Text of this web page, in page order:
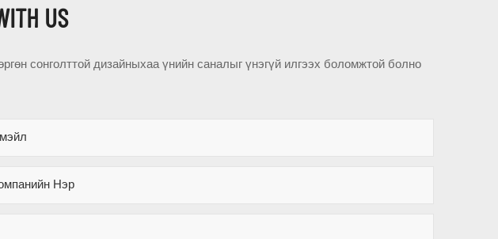
US
сонголттой дизайныхаа үнийн саналыг үнэгүй илгээх боломжтой болно
Нэр